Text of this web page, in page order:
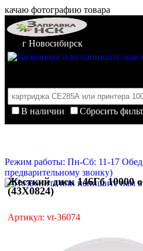
качаю фотографию товара
г Новосибирск
В наличии
Сбросить
Корзина
Режим работы: Пн-Сб: 11-17
предварительному звонку)
Жесткий диск 146Гб 10000
(43X0824)
Артикул: vt-36074